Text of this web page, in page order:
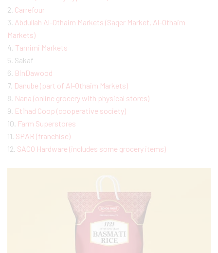
2. Carrefour
3. Abdullah Al-Othaim Markets (Saqer Market, Al-Othaim
Markets)
4. Tamimi Markets
5. Sakaf
6. BinDawood
7. Danube (part of Al-Othaim Markets)
8. Nana (online grocery with physical stores)
9. Etihad Coop (cooperative society)
10. Farm Superstores
11. SPAR (franchise)
12. SACO Hardware (includes some grocery items)